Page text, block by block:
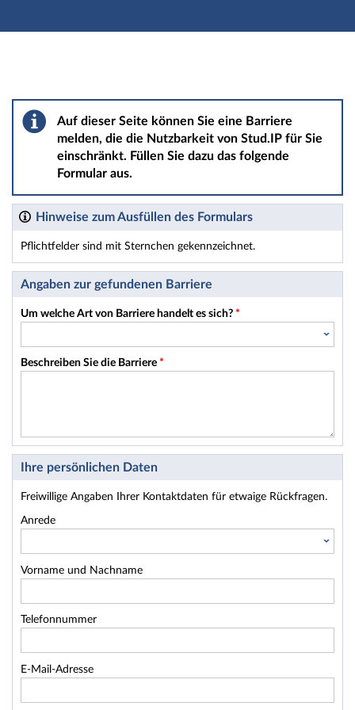
Hauptnavigation
Barriere melden
Auf dieser Seite können Sie eine Barriere
melden, die die Nutzbarkeit von Stud.IP für Sie
einschränkt. Füllen Sie dazu das folgende
Formular aus.
Hinweise zum Ausfüllen des Formulars
Pflichtfelder sind mit Sternchen gekennzeichnet.
Dieses Formular enthält Pflichtfelder.
Angaben zur gefundenen Barriere
Um welche Art von Barriere handelt es sich? *
Beschreiben Sie die Barriere *
Ihre persönlichen Daten
Freiwillige Angaben Ihrer Kontaktdaten für etwaige Rückfragen.
Anrede
Vorname und Nachname
Telefonnummer
E-Mail-Adresse